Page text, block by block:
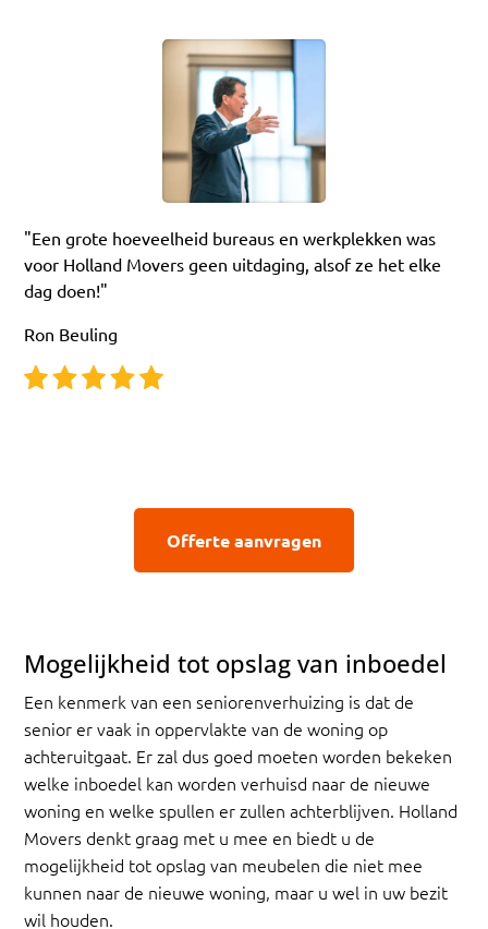
"Een grote hoeveelheid bureaus en werkplekken was
voor Holland Movers geen uitdaging, alsof ze het elke
dag doen!"
Ron Beuling
Offerte aanvragen
Mogelijkheid tot opslag van inboedel
Een kenmerk van een seniorenverhuizing is dat de
senior er vaak in oppervlakte van de woning op
achteruitgaat. Er zal dus goed moeten worden bekeken
welke inboedel kan worden verhuisd naar de nieuwe
woning en welke spullen er zullen achterblijven. Holland
Movers denkt graag met u mee en biedt u de
mogelijkheid tot opslag van meubelen die niet mee
kunnen naar de nieuwe woning, maar u wel in uw bezit
wil houden.